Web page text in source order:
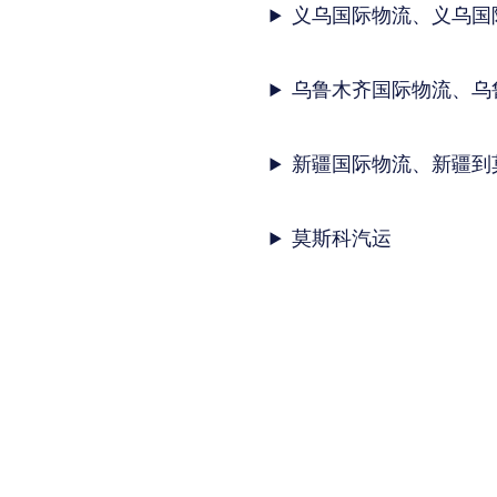
义乌国际物流、义乌
乌鲁木齐国际物流、
新疆国际物流、新疆
莫斯科汽运